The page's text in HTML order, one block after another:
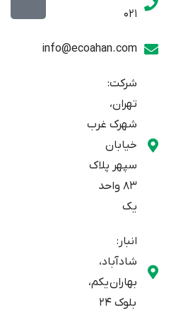
021
info@ecoahan.com
شرکت:
تهران،
شهرک غرب
خیابان
سپهر پلاک
83 واحد
یک
انبار:
شادآباد،
بهاران یکم،
بلوک 24
g